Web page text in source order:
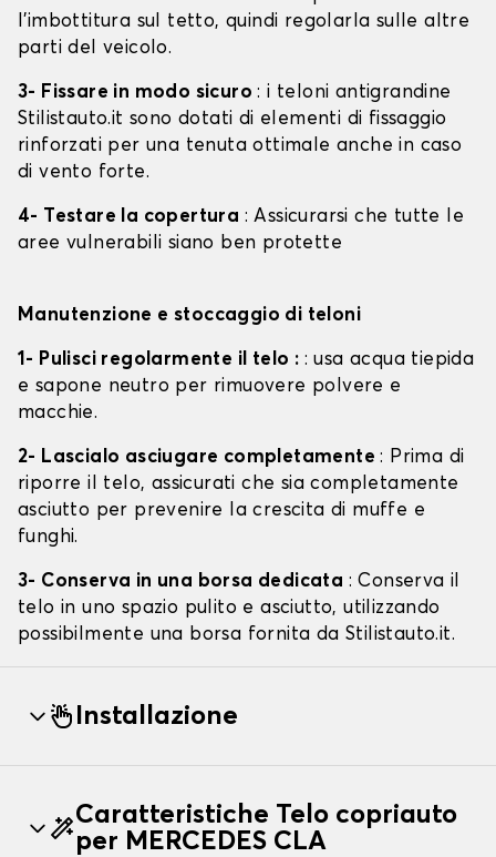
l'imbottitura sul tetto, quindi regolarla sulle altre
parti del veicolo.
3- Fissare in modo sicuro: i teloni antigrandine
Stilistauto.it sono dotati di elementi di fissaggio
rinforzati per una tenuta ottimale anche in caso
di vento forte.
4- Testare la copertura : Assicurarsi che tutte le
aree vulnerabili siano ben protette
Manutenzione e stoccaggio di teloni
1- Pulisci regolarmente il telo : : usa acqua tiepida
e sapone neutro per rimuovere polvere e
macchie.
2- Lascialo asciugare completamente: Prima di
riporre il telo, assicurati che sia completamente
asciutto per prevenire la crescita di muffe e
funghi.
3- Conserva in una borsa dedicata : Conserva il
telo in uno spazio pulito e asciutto, utilizzando
possibilmente una borsa fornita da Stilistauto.it.
Installazione
Caratteristiche Telo copriauto
per MERCEDES CLA